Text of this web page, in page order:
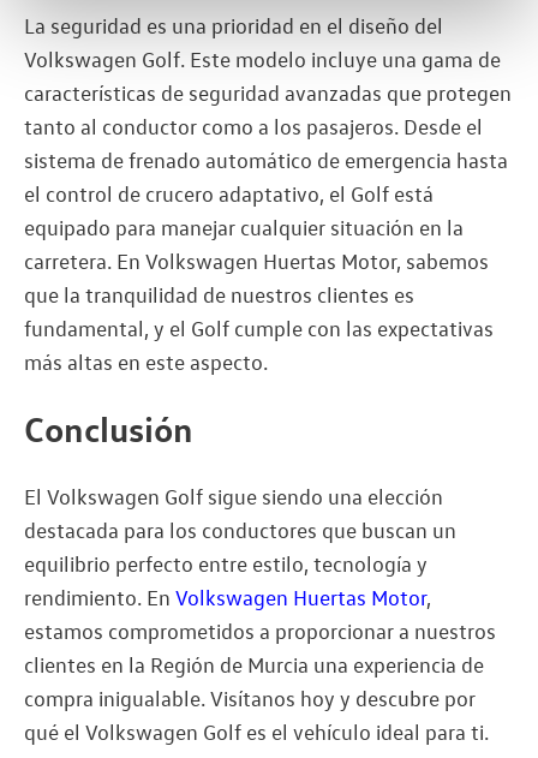
La seguridad es una prioridad en el diseño del
Volkswagen Golf. Este modelo incluye una gama de
características de seguridad avanzadas que protegen
tanto al conductor como a los pasajeros. Desde el
sistema de frenado automático de emergencia hasta
el control de crucero adaptativo, el Golf está
equipado para manejar cualquier situación en la
carretera. En Volkswagen Huertas Motor, sabemos
que la tranquilidad de nuestros clientes es
fundamental, y el Golf cumple con las expectativas
más altas en este aspecto.
Conclusión
El Volkswagen Golf sigue siendo una elección
destacada para los conductores que buscan un
equilibrio perfecto entre estilo, tecnología y
rendimiento. En Volkswagen Huertas Motor,
estamos comprometidos a proporcionar a nuestros
clientes en la Región de Murcia una experiencia de
compra inigualable. Visítanos hoy y descubre por
qué el Volkswagen Golf es el vehículo ideal para ti.